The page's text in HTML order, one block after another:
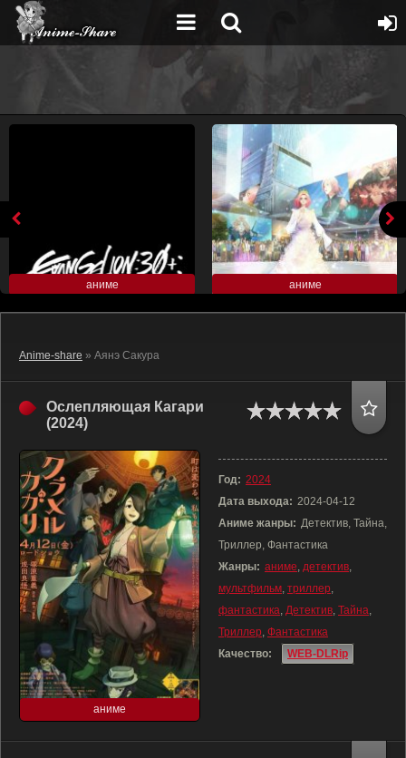
аниме аниме
Anime-share » Аянэ Сакура
Ослепляющая Кагари
(2024)
аниме
Год: 2024
Дата выхода: 2024-04-12
Аниме жанры: Детектив, Тайна,
Триллер, Фантастика
Жанры: аниме, детектив,
мультфильм, триллер,
фантастика, Детектив, Тайна,
Триллер, Фантастика
Качество:
WEB-DLRip